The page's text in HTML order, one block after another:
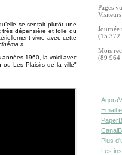
se sentait plutôt une
très dépensière et folle du
vivre avec cette
»…
années 1960, la voici avec
ou Les Plaisirs de la ville"
Pages
Journée
(15 372
Mois
(89 964
Email
Plus
Les